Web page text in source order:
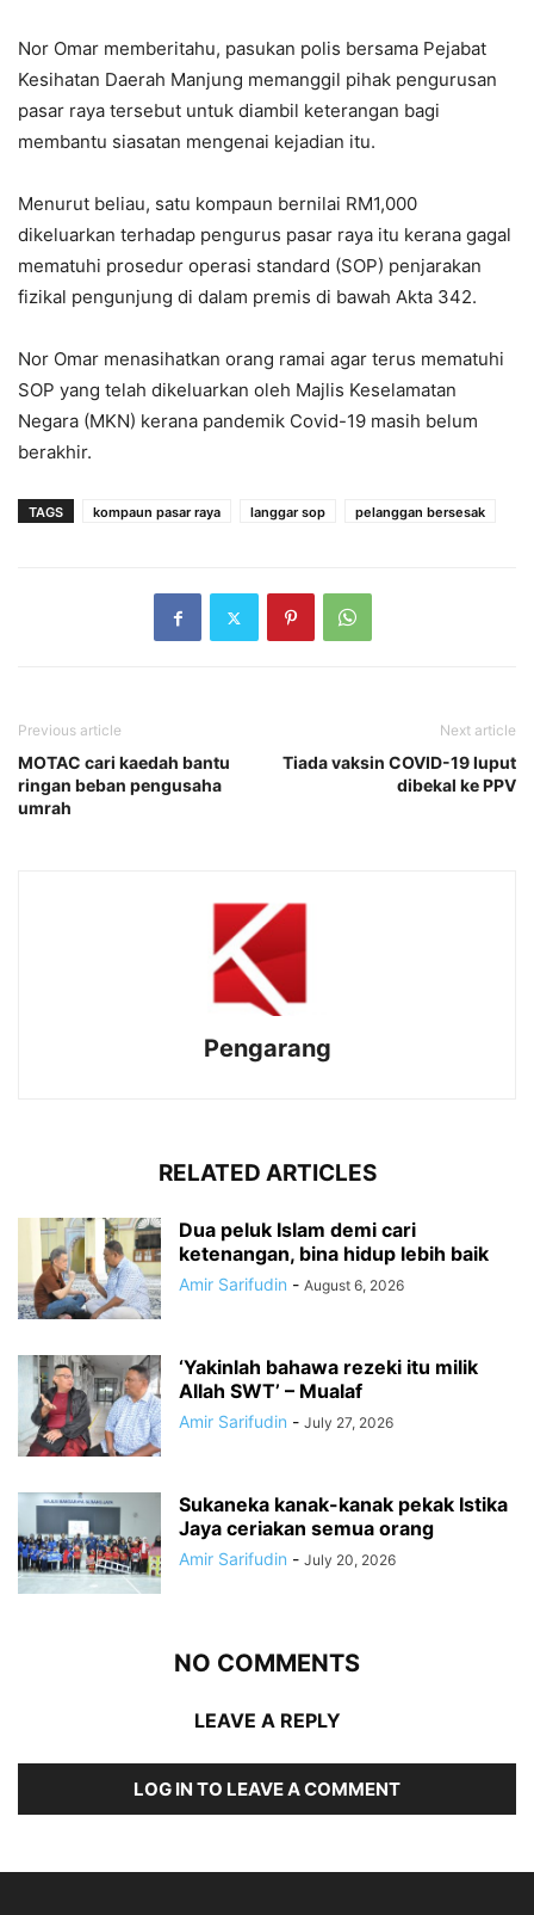
Nor Omar memberitahu, pasukan polis bersama Pejabat
Kesihatan Daerah Manjung memanggil pihak pengurusan
pasar raya tersebut untuk diambil keterangan bagi
membantu siasatan mengenai kejadian itu.
Menurut beliau, satu kompaun bernilai RM1,000
dikeluarkan terhadap pengurus pasar raya itu kerana gagal
mematuhi prosedur operasi standard (SOP) penjarakan
fizikal pengunjung di dalam premis di bawah Akta 342.
Nor Omar menasihatkan orang ramai agar terus mematuhi
SOP yang telah dikeluarkan oleh Majlis Keselamatan
Negara (MKN) kerana pandemik Covid-19 masih belum
berakhir.
TAGS kompaun pasar raya langgar sop pelanggan bersesak
Previous article
MOTAC cari kaedah bantu
ringan beban pengusaha
umrah
Next article
Tiada vaksin COVID-19 luput
dibekal ke PPV
Pengarang
RELATED ARTICLES
Dua peluk Islam demi cari
ketenangan, bina hidup lebih baik
Amir Sarifudin - August 6, 2026
‘Yakinlah bahawa rezeki itu milik
Allah SWT’ – Mualaf
Amir Sarifudin - July 27, 2026
Sukaneka kanak-kanak pekak Istika
Jaya ceriakan semua orang
Amir Sarifudin - July 20, 2026
NO COMMENTS
LEAVE A REPLY
LOG IN TO LEAVE A COMMENT